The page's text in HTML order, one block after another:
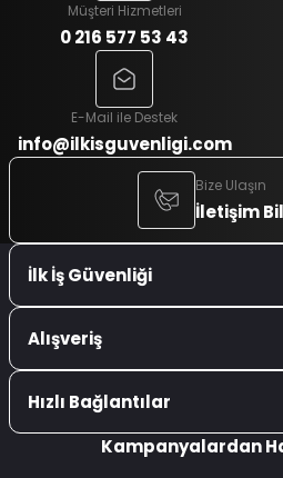
Müşteri Hizmetleri
0 216 577 53 43
E-Mail ile Destek
info@ilkisguvenligi.com
Bize Ulaşın
İletişim
İlk İş Güvenliği
Alışveriş
Hızlı Bağlantılar
Kampanyalardan